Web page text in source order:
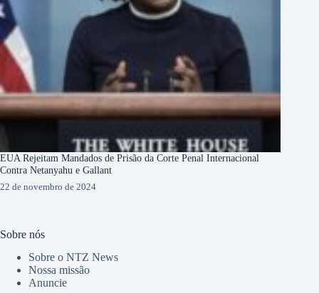
EUA Rejeitam Mandados de Prisão da Corte Penal Internacional
Contra Netanyahu e Gallant
22 de novembro de 2024
Sobre nós
Sobre o NTZ News
Nossa missão
Anuncie